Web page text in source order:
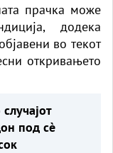
прачка може
додека
во текот
откривањето
под сè